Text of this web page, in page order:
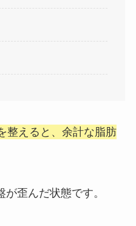
整えると、余計な脂肪
歪んだ状態です。